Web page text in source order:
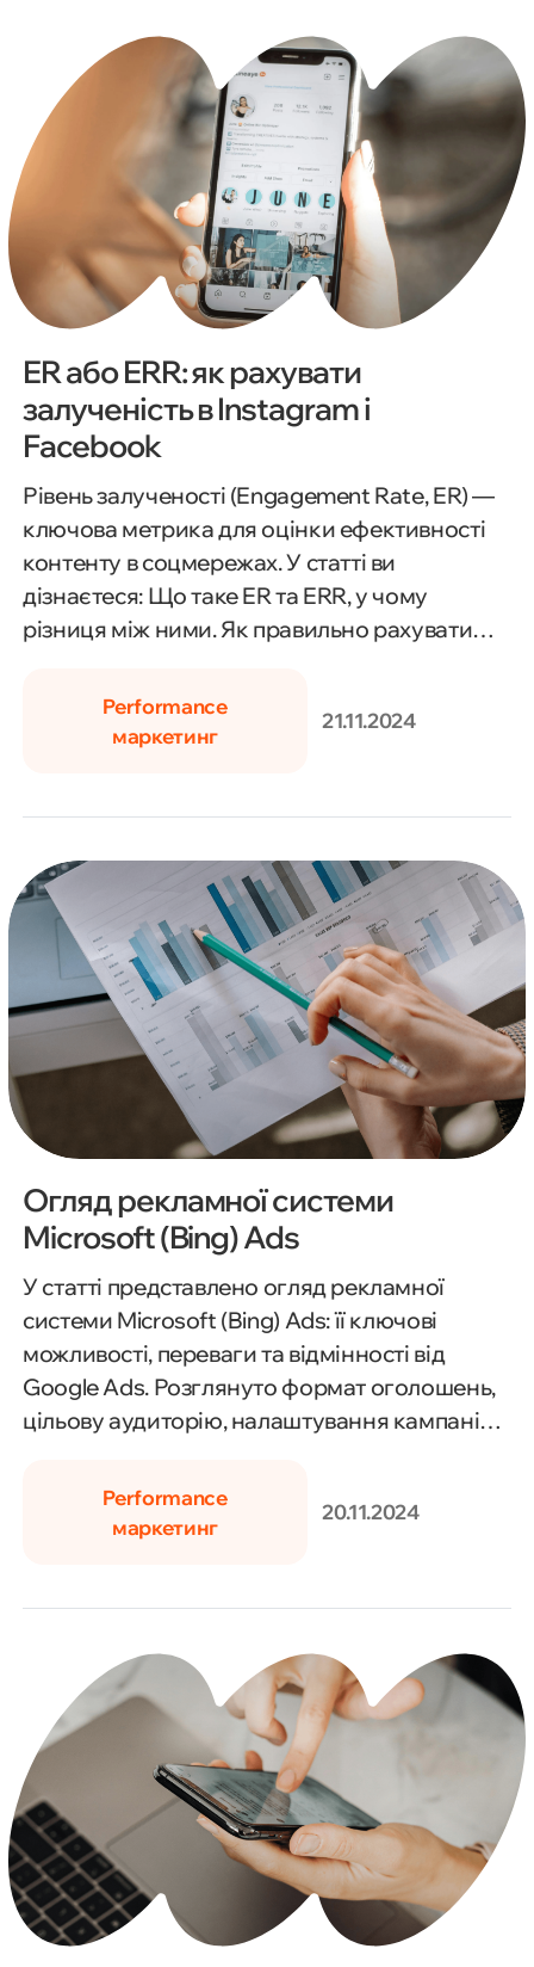
підтримує формати відео, слайд-шоу та
колекцій, що дозволяє інтерактивно
презентувати ваш продукт. Оптимізація під
різні розміри підвищує якість показу
оголошень на різних пристроях, а
тестування різних креативів допомагає
визначити, який із них найефективніший.
Performance
маркетинг
21.11.2024
ER або ERR: як рахувати
залученість в Instagram і
Facebook
Рівень залученості (Engagement Rate, ER) —
ключова метрика для оцінки ефективності
контенту в соцмережах. У статті ви
дізнаєтеся: Що таке ER та ERR, у чому
різниця між ними. Як правильно рахувати
збереженнями, охопленням чи
підписниками. Які формули
зрозуміти потреби вашої аудиторії та
оптимізувати контент-стратегію.
Performance
маркетинг
20.11.2024
Огляд рекламної системи
Microsoft (Bing) Ads
У статті представлено огляд рекламної
системи Microsoft (Bing) Ads: її ключові
можливості, переваги та відмінності від
Google Ads. Розглянуто формат оголошень,
цільову аудиторію, налаштування кампаній і
залучення клієнтів.